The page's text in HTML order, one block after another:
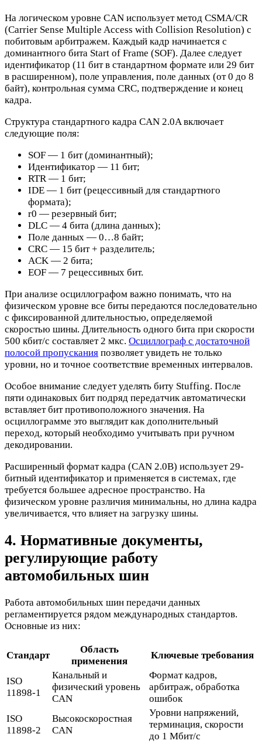
На логическом уровне CAN использует метод CSMA/CR
(Carrier Sense Multiple Access with Collision Resolution) с
побитовым арбитражем. Каждый кадр начинается с
доминантного бита Start of Frame (SOF). Далее следует
идентификатор (11 бит в стандартном формате или 29 бит
в расширенном), поле управления, поле данных (от 0 до 8
байт), контрольная сумма CRC, подтверждение и конец
кадра.
Структура стандартного кадра CAN 2.0A включает
следующие поля:
SOF — 1 бит (доминантный);
Идентификатор — 11 бит;
RTR — 1 бит;
IDE — 1 бит (рецессивный для стандартного
формата);
r0 — резервный бит;
DLC — 4 бита (длина данных);
Поле данных — 0…8 байт;
CRC — 15 бит + разделитель;
ACK — 2 бита;
EOF — 7 рецессивных бит.
При анализе осциллографом важно понимать, что на
физическом уровне все биты передаются последовательно
с фиксированной длительностью, определяемой
скоростью шины. Длительность одного бита при скорости
500 кбит/с составляет 2 мкс. Осциллограф с достаточной
полосой пропускания позволяет увидеть не только
уровни, но и точное соответствие временных интервалов.
Особое внимание следует уделять биту Stuffing. После
пяти одинаковых бит подряд передатчик автоматически
вставляет бит противоположного значения. На
осциллограмме это выглядит как дополнительный
переход, который необходимо учитывать при ручном
декодировании.
Расширенный формат кадра (CAN 2.0B) использует 29-
битный идентификатор и применяется в системах, где
требуется большее адресное пространство. На
физическом уровне различия минимальны, но длина кадра
увеличивается, что влияет на загрузку шины.
4. Нормативные документы,
регулирующие работу
автомобильных шин
Работа автомобильных шин передачи данных
регламентируется рядом международных стандартов.
Основные из них:
Стандарт
Область
применения
Ключевые требования
ISO
11898-1
Канальный и
физический уровень
CAN
Формат кадров,
арбитраж, обработка
ошибок
ISO
11898-2
Высокоскоростная
CAN
Уровни напряжений,
терминация, скорости
до 1 Мбит/с